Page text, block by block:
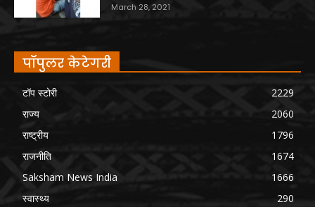
March 28, 2021
पॉपुलर केटेगरी
टॉप स्टोरी
2229
राज्य
2060
राष्ट्रीय
1796
राजनीति
1674
Saksham News India
1666
स्वास्थ्य
290